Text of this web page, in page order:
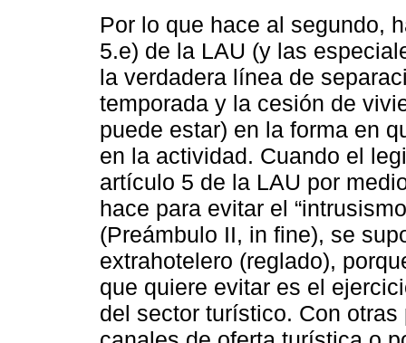
Por lo que hace al segundo,
5.e) de la LAU (y las
la verdadera línea de
temporada y la cesión de
puede estar) en la forma en
en la actividad. Cuando el
artículo 5 de la LAU por
hace para evitar el
(Preámbulo II, in fine), se
extrahotelero (reglado),
que quiere evitar es el
del sector turístico. Con